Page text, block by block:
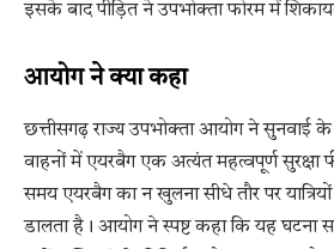
इसके बाद पीड़ित ने उपभोक्ता फोरम में
आयोग ने क्या कहा
छत्तीसगढ़ राज्य उपभोक्ता आयोग ने सुनवाई
वाहनों में एयरबैग एक अत्यंत महत्वपूर्ण सुरक्षा
समय एयरबैग का न खुलना सीधे तौर पर
डालता है। आयोग ने स्पष्ट कहा कि यह घटना